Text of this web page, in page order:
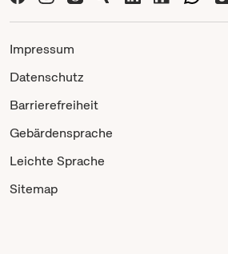
Impressum
Datenschutz
Barrierefreiheit
Gebärdensprache
Leichte Sprache
Sitemap